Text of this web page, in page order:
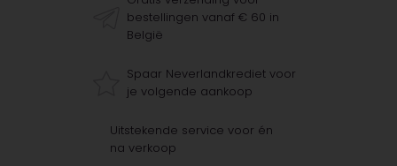
bestellingen vanaf € 60 in
België
Spaar Neverlandkrediet voor
je volgende aankoop
Uitstekende service voor én
na verkoop